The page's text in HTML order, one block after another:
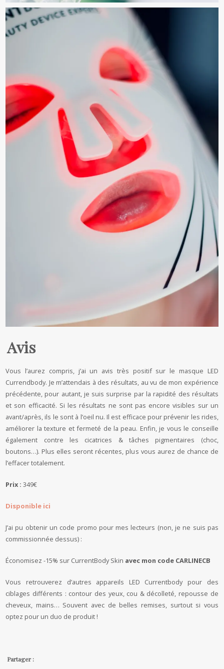
Avis
Vous l’aurez compris, j’ai un avis très positif sur le masque LED
Currendbody. Je m’attendais à des résultats, au vu de mon expérience
précédente, pour autant, je suis surprise par la rapidité des résultats
et son efficacité. Si les résultats ne sont pas encore visibles sur un
avant/après, ils le sont à l’oeil nu. Il est efficace pour prévenir les rides,
améliorer la texture et fermeté de la peau. Enfin, je vous le conseille
également contre les cicatrices & tâches pigmentaires (choc,
boutons…). Plus elles seront récentes, plus vous aurez de chance de
l’effacer totalement.
Prix : 349€
Disponible ici
J’ai pu obtenir un code promo pour mes lecteurs (non, je ne suis pas
commissionnée dessus) :
Économisez -15% sur CurrentBody Skin avec mon code CARLINECB
Vous retrouverez d’autres appareils LED Currentbody pour des
ciblages différents : contour des yeux, cou & décolleté, repousse de
cheveux, mains… Souvent avec de belles remises, surtout si vous
optez pour un duo de produit !
Partager :